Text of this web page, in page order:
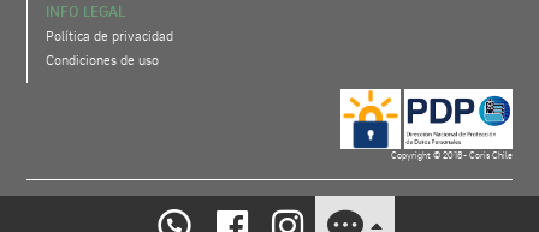
INFO LEGAL
Política de privacidad
Condiciones de uso
Copyright © 2018- Coris Chile